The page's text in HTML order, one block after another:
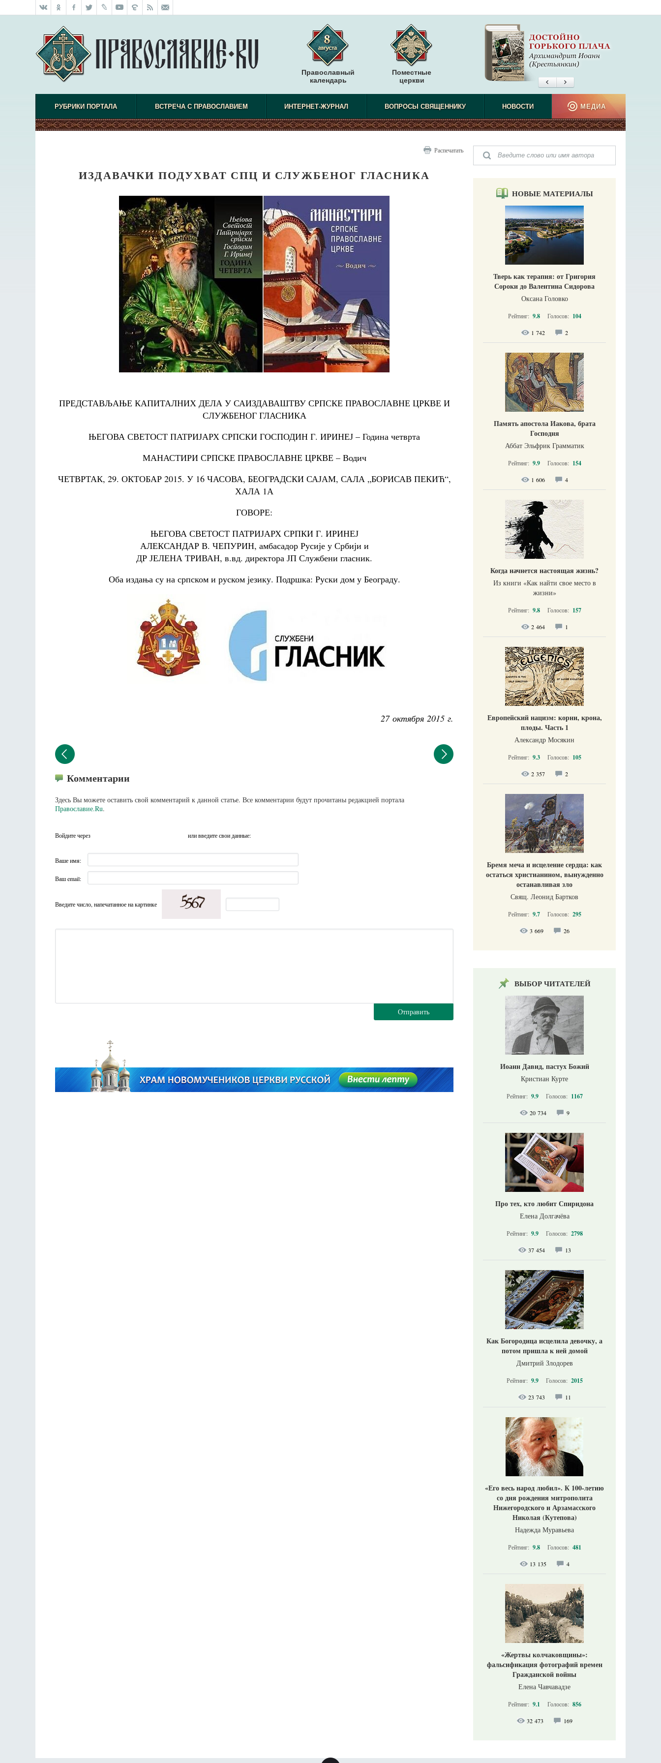
Поместные
церкви
Православный
календарь
РУБРИКИ ПОРТАЛА ВСТРЕЧА С ПРАВОСЛАВИЕМ ИНТЕРНЕТ-ЖУРНАЛ ВОПРОСЫ СВЯЩЕННИКУ НОВОСТИ МЕДИА
Распечатать
ИЗДАВАЧКИ ПОДУХВАТ СПЦ И СЛУЖБЕНОГ ГЛАСНИКА
ПРЕДСТАВЉАЊЕ КАПИТАЛНИХ ДЕЛА У САИЗДАВАШТВУ СРПСКЕ ПРАВОСЛАВНЕ ЦРКВЕ И
СЛУЖБЕНОГ ГЛАСНИКА
ЊЕГОВА СВЕТОСТ ПАТРИЈАРХ СРПСКИ ГОСПОДИН Г. ИРИНЕЈ – Година четврта
МАНАСТИРИ СРПСКЕ ПРАВОСЛАВНЕ ЦРКВЕ – Водич
ЧЕТВРТАК, 29. ОКТОБАР 2015. У 16 ЧАСОВА, БЕОГРАДСКИ САЈАМ, САЛА „БОРИСАВ ПЕКИЋ“,
ХАЛА 1А
ГОВОРЕ:
ЊЕГОВА СВЕТОСТ ПАТРИЈАРХ СРПКИ Г. ИРИНЕЈ
АЛЕКСАНДАР В. ЧЕПУРИН, амбасадор Русије у Србији и
ДР ЈЕЛЕНА ТРИВАН, в.вд. директора ЈП Службени гласник.
Оба издања су на српском и руском језику. Подршка: Руски дом у Београду.
27 октября 2015 г.
Комментарии
Здесь Вы можете оставить свой комментарий к данной статье. Все комментарии будут прочитаны редакцией портала
Православие.Ru.
Войдите через или введите свои данные:
Ваше имя:
Ваш email:
Введите число, напечатанное на картинке
Отправить
НОВЫЕ МАТЕРИАЛЫ
Тверь как терапия: от Григория
Сороки до Валентина Сидорова
Оксана Головко
Рейтинг: 9.8 Голосов: 104
1 742 2
Память апостола Иакова, брата
Господня
Аббат Эльфрик Грамматик
Рейтинг: 9.9 Голосов: 154
1 606 4
Когда начнется настоящая жизнь?
Из книги «Как найти свое место в
жизни​»
Рейтинг: 9.8 Голосов: 157
2 464 1
Европейский нацизм: корни, крона,
плоды. Часть 1
Александр Мосякин
Рейтинг: 9.3 Голосов: 105
2 357 2
Бремя меча и исцеление сердца: как
остаться христианином, вынужденно
останавливая зло
Свящ. Леонид Бартков
Рейтинг: 9.7 Голосов: 295
3 669 26
ВЫБОР ЧИТАТЕЛЕЙ
Иоанн Давид, пастух Божий
Кристиан Курте
Рейтинг: 9.9 Голосов: 1167
20 734 9
Про тех, кто любит Спиридона
Елена Долгачёва
Рейтинг: 9.9 Голосов: 2798
37 454 13
Как Богородица исцелила девочку, а
потом пришла к ней домой
Дмитрий Злодорев
Рейтинг: 9.9 Голосов: 2015
23 743 11
«Его весь народ любил». К 100-летию
со дня рождения митрополита
Нижегородского и Арзамасского
Николая (Кутепова)
Надежда Муравьева
Рейтинг: 9.8 Голосов: 481
13 135 4
«Жертвы колчаковщины»:
фальсификация фотографий времен
Гражданской войны
Елена Чавчавадзе
Рейтинг: 9.1 Голосов: 856
32 473 169